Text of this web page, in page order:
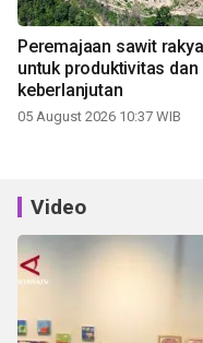
Peremajaan sawit
untuk produktivitas dan
keberlanjutan
05 August 2026 10:37 WIB
Video